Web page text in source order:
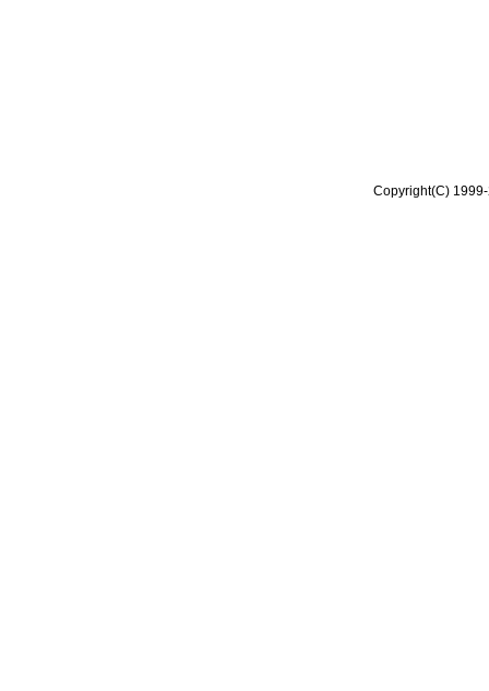
Copyright(C)